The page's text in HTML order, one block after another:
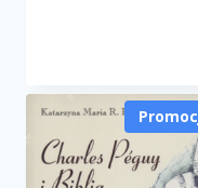
15.90zł.